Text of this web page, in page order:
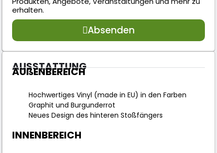
erhalten.
Absenden
AUSSTATTUNG
AUßENBEREICH
Hochwertiges Vinyl (made in EU) in den Farben
Graphit und Burgunderrot
Neues Design des hinteren Stoßfängers
INNENBEREICH